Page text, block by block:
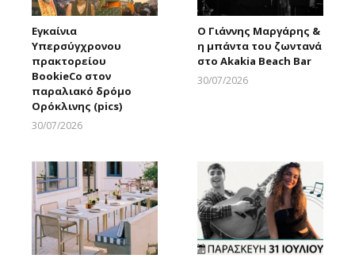
Εγκαίνια
Υπερσύγχρονου
πρακτορείου
BookieCo στον
παραλιακό δρόμο
Ορόκλινης (pics)
30/07/2026
Ο Γιάννης Μαργάρης &
η μπάντα του ζωντανά
στο Akakia Beach Bar
30/07/2026